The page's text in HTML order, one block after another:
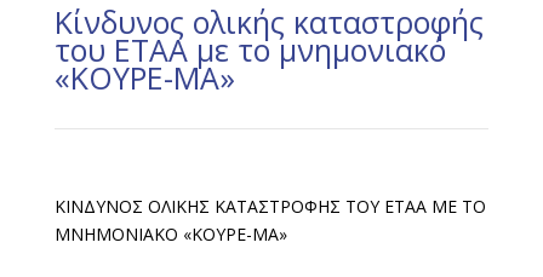
Κίνδυνος ολικής καταστροφής
του ΕΤΑΑ με το μνημονιακό
«ΚΟΥΡΕ-ΜΑ»
ΚΙΝΔΥΝΟΣ ΟΛΙΚΗΣ ΚΑΤΑΣΤΡΟΦΗΣ ΤΟΥ ΕΤΑΑ ΜΕ ΤΟ
ΜΝΗΜΟΝΙΑΚΟ «ΚΟΥΡΕ-ΜΑ»